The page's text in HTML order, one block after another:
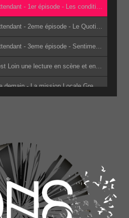
1. 2019 - En Attendant - 1er épisode - Les conditions de détention 2eme passe(1) - Les Détenus de la prison de Varces
2. 2019 - En Attendant - 2eme épisode - Le Quotidien - 2eme passe(1) - Les Détenus de la prison de Varces
3. 2019 - En Attendant - 3eme épisode - Sentiments de révolte et institutions - 2eme passe(1) - Les Détenus de la prison de Varces
4. Demain C_est Loin une lecture en scène et en son adapté du livre de Jacky Schwarzmann par les lycéens d_Edouard Herriot - Jean-Marc Pidoux - Denis Morin - Jacky Schwarzmann - les lycéens d_Edouard Herriot
5. Le monde de demain - La mission Locale Grenoble
4ème G - La Salle L'Aigle